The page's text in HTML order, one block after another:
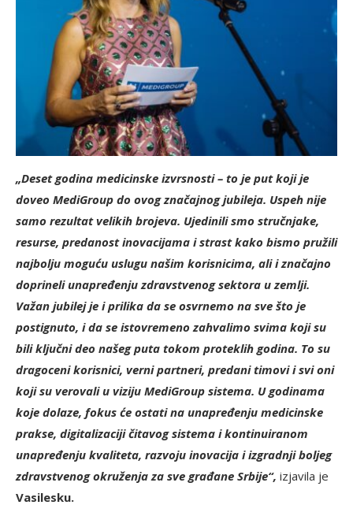
„Deset godina medicinske izvrsnosti – to je put koji je
doveo MediGroup do ovog značajnog jubileja. Uspeh nije
samo rezultat velikih brojeva. Ujedinili smo stručnjake,
resurse, predanost inovacijama i strast kako bismo pružili
najbolju moguću uslugu našim korisnicima, ali i značajno
doprineli unapređenju zdravstvenog sektora u zemlji.
Važan jubilej je i prilika da se osvrnemo na sve što je
postignuto, i da se istovremeno zahvalimo svima koji su
bili ključni deo našeg puta tokom proteklih godina. To su
dragoceni korisnici, verni partneri, predani timovi i svi oni
koji su verovali u viziju MediGroup sistema. U godinama
koje dolaze, fokus će ostati na unapređenju medicinske
prakse, digitalizaciji čitavog sistema i kontinuiranom
unapređenju kvaliteta, razvoju inovacija i izgradnji boljeg
zdravstvenog okruženja za sve građane Srbije“, izjavila je
Vasilesku.